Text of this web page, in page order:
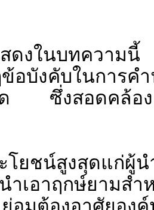
ดงในบทความ
ข้อบังคับในก
ด ซึ่งสอดคล้อง
ะโยชน์สูงสุดแก่
ำเอาฤกษ์ยามสำ